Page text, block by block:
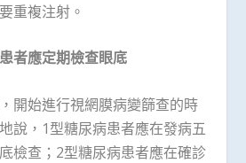
重複注射。
者應定期檢查眼底
開始進行視網膜病變篩查的時
說，1型糖尿病患者應在發病五
檢查；2型糖尿病患者應在確診